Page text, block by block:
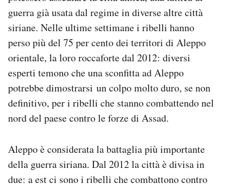
guerra già usata dal regime in diverse altre città
siriane. Nelle ultime settimane i ribelli hanno
perso più del 75 per cento dei territori di Aleppo
orientale, la loro roccaforte dal 2012: diversi
esperti temono che una sconfitta ad Aleppo
potrebbe dimostrarsi un colpo molto duro, se non
definitivo, per i ribelli che stanno combattendo nel
nord del paese contro le forze di Assad.
Aleppo è considerata la battaglia più importante
della guerra siriana. Dal 2012 la città è divisa in
due: a est ci sono i ribelli che combattono contro